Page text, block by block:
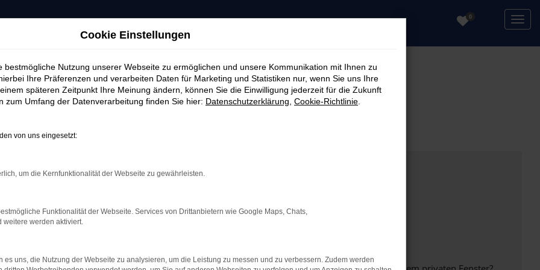
0
Cookie Einstellungen
bestmögliche Nutzung unserer Webseite zu ermöglichen und unsere Kommunikation mit Ihnen zu
Ihre Präferenzen und verarbeiten Daten für Marketing und Statistiken nur, wenn Sie uns Ihre
späteren Zeitpunkt Ihre Meinung ändern, können Sie die Einwilligung jederzeit für die Zukunft
zum Umfang der Datenverarbeitung finden Sie hier: Datenschutzerklärung Cookie-Richtlinie
von uns eingesetzt:
um die Kernfunktionalität der Webseite zu gewährleisten.
Funktionalität der Webseite. Services von Drittanbietern wie Google Maps, Chats,
weitere werden aktiviert.
es uns, die Nutzung der Webseite zu analysieren, um die Leistung zu messen und zu verbessern. Zudem werden